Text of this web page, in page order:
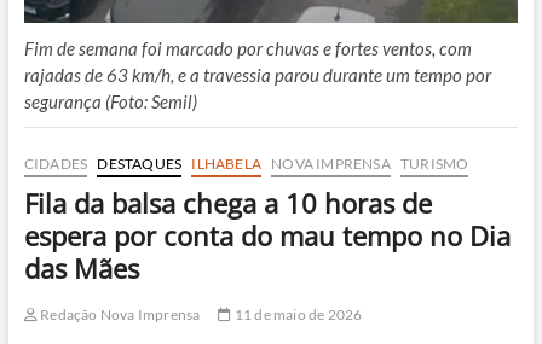
Fim de semana foi marcado por chuvas e fortes ventos, com
rajadas de 63 km/h, e a travessia parou durante um tempo por
segurança (Foto: Semil)
CIDADES DESTAQUES ILHABELA NOVA IMPRENSA TURISMO
Fila da balsa chega a 10 horas de
espera por conta do mau tempo no Dia
das Mães
Redação Nova Imprensa 11 de maio de 2026